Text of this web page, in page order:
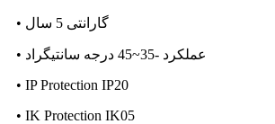
• گارانتی 5 سال
• عملکرد -35~45 درجه سانتیگراد
• IP Protection IP20
• IK Protection IK05